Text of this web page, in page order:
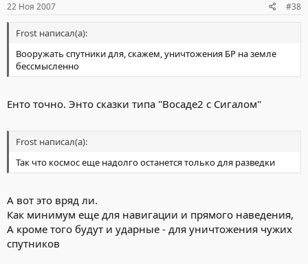
22 Ноя 2007 #38
Frost написал(а):
Вооружать спутники для, скажем, уничтожения БР на земле
бессмысленно
Енто точно. Энто сказки типа "Восаде2 с Сигалом"
Frost написал(а):
Так что космос еще надолго останется только для разведки
А вот это вряд ли.
Как минимум еще для навигации и прямого наведения,
А кроме того будут и ударные - для уничтожения чужих
спутников